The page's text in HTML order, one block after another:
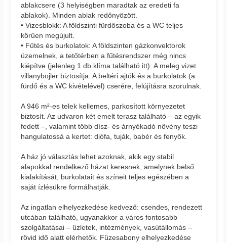
ablakcsere (3 helyiségben maradtak az eredeti fa
ablakok). Minden ablak redőnyözött.
• Vizesblokk: A földszinti fürdőszoba és a WC teljes
körűen megújult.
• Fűtés és burkolatok: A földszinten gázkonvektorok
üzemelnek, a tetőtérben a fűtésrendszer még nincs
kiépítve (jelenleg 1 db klíma található itt). A meleg vizet
villanybojler biztosítja. A beltéri ajtók és a burkolatok (a
fürdő és a WC kivételével) cserére, felújításra szorulnak.
A 946 m²-es telek kellemes, parkosított környezetet
biztosít. Az udvaron két emelt terasz található – az egyik
fedett –, valamint több dísz- és árnyékadó növény teszi
hangulatossá a kertet: diófa, tuják, babér és fenyők.
A ház jó választás lehet azoknak, akik egy stabil
alapokkal rendelkező házat keresnek, amelynek belső
kialakítását, burkolatait és színeit teljes egészében a
saját ízlésükre formálhatják.
Az ingatlan elhelyezkedése kedvező: csendes, rendezett
utcában található, ugyanakkor a város fontosabb
szolgáltatásai – üzletek, intézmények, vasútállomás –
rövid idő alatt elérhetők. Füzesabony elhelyezkedése